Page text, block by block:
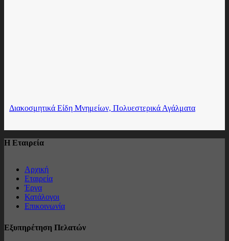
Διακοσμητικά Είδη Μνημείων, Πολυεστερικά Αγάλματα
Η Εταιρεία
Αρχική
Εταιρεία
Έργα
Κατάλογοι
Επικοινωνία
Εξυπηρέτηση Πελατών